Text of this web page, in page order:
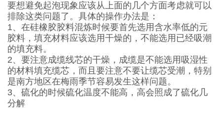
要想避免起泡现象应该从上面的几个方面考虑就可以
排除这类问题了。具体的操作办法是：
1、在硅橡胶胶料混炼时候要首先选用含水率低的元
胶料，填充材料应该选用干燥的，不能选用已经吸潮
的填充料。
2、要注意成缆线芯的干燥，成缆是不能选用吸湿性
的材料填充缆芯，而且要注意不要让缆芯受潮，特别
是南方地区在梅雨季节容易发生这样问题。
3、硫化的时候硫化温度不能高，高会照成了硫化几
分解